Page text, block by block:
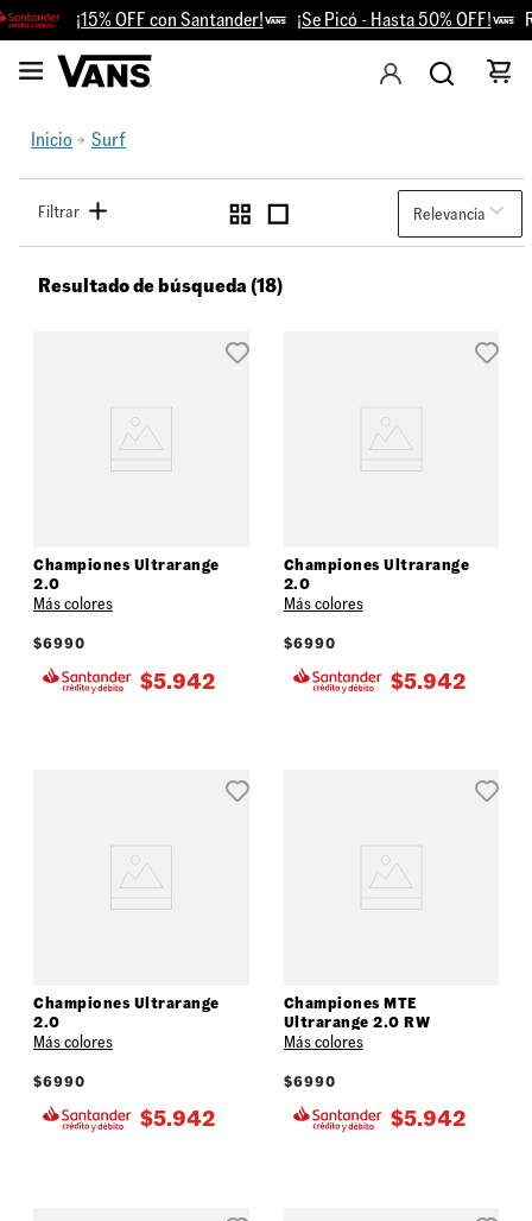
¡15% OFF con Santander! ¡Se Picó - Hasta 50% OFF!
Inicio Surf
Filtrar Relevancia
Resultado de búsqueda (18)
Championes Ultrarange
2.0
Más colores
$6990
$5.942
Championes Ultrarange
2.0
Más colores
$6990
$5.942
Championes Ultrarange
2.0
Más colores
$6990
$5.942
Championes MTE
Ultrarange 2.0 RW
Más colores
$6990
$5.942